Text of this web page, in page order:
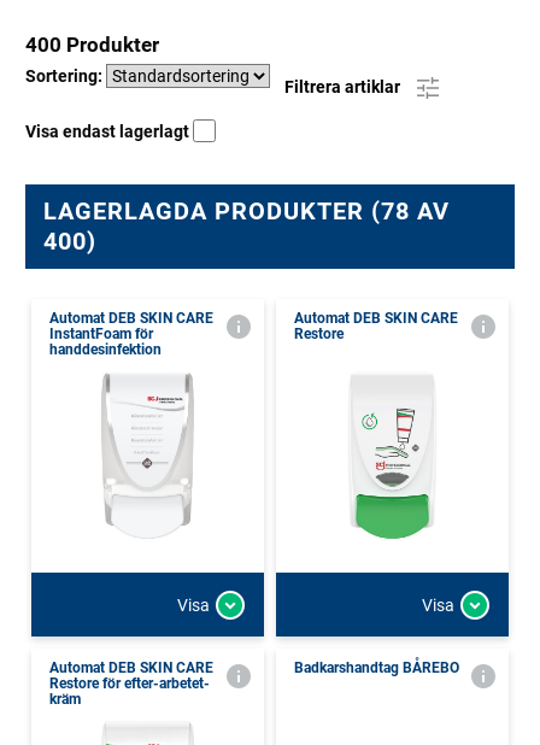
400 Produkter
Sortering:
Filtrera artiklar
Visa endast lagerlagt
LAGERLAGDA PRODUKTER (78 AV
400)
Automat DEB SKIN CARE
InstantFoam för
handdesinfektion
Visa
Automat DEB SKIN CARE
Restore
Visa
Automat DEB SKIN CARE
Restore för efter-arbetet-
kräm
Badkarshandtag BÅREBO